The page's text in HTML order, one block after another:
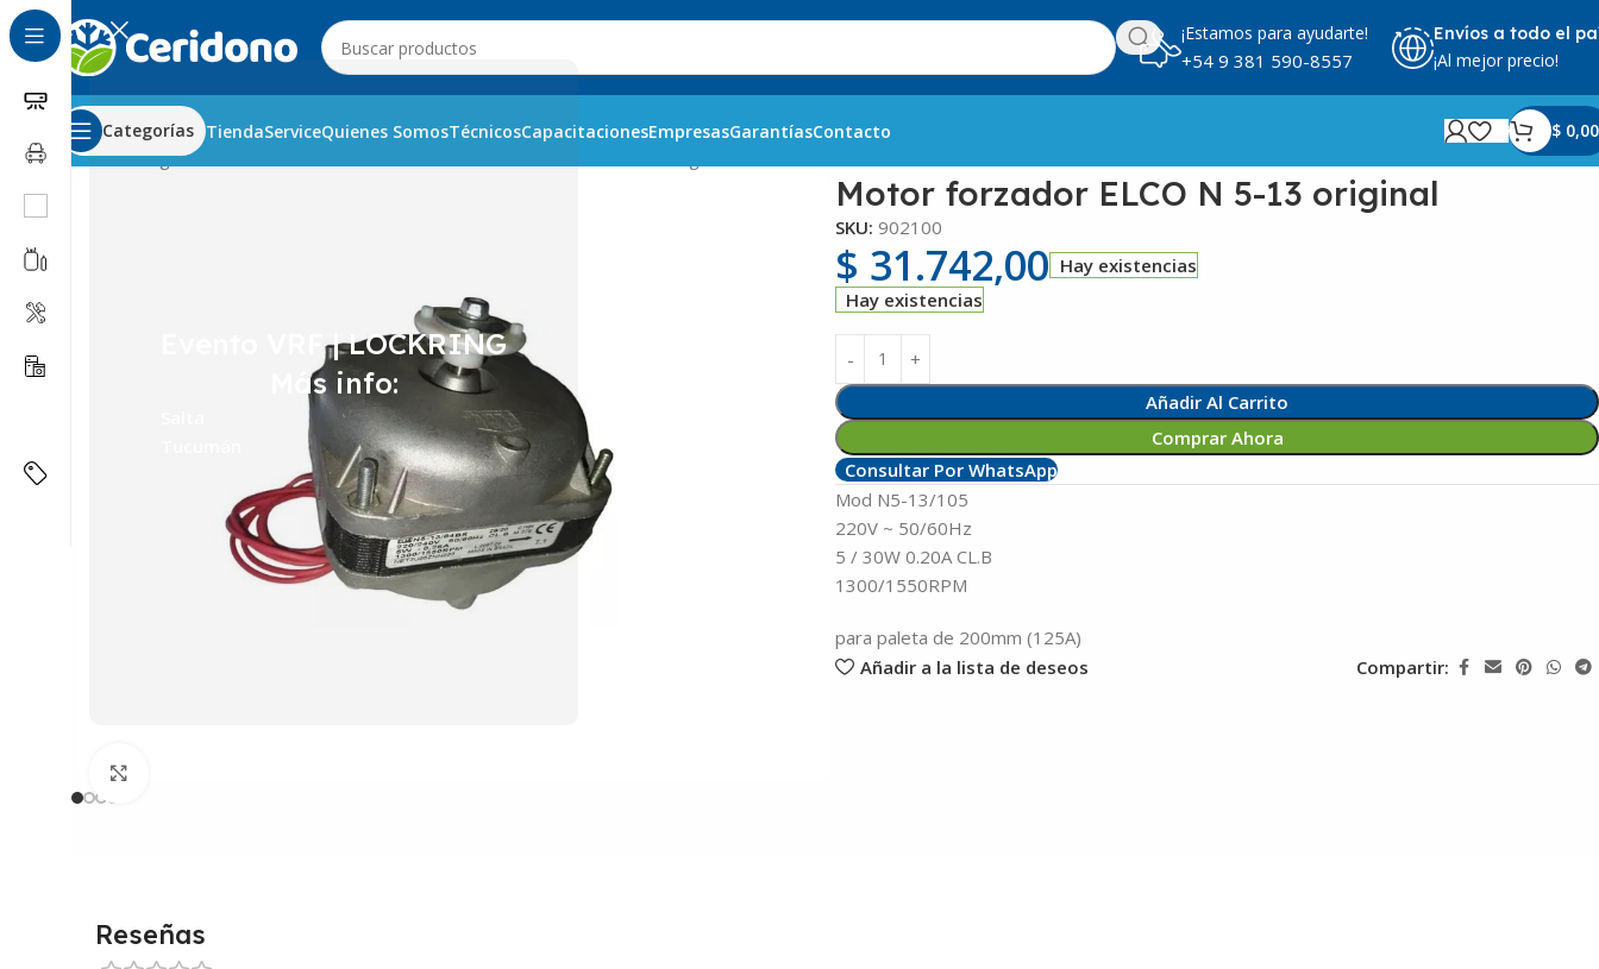
Evento VRF | LOCKRING
Más info:
¡Estamos para ayudarte!
+54 9 381 590-8557
Envíos a todo el
¡Al mejor precio!
Categorías TiendaServiceQuienes SomosTécnicosCapacitacionesEmpresasGarantíasContacto $ 0,00
Inicio Refrigeración Comercial
Motor forzador ELCO N 5-13 original
SKU: 902100
$ 31.742,00 Hay existencias
Hay existencias
Añadir Al Carrito
Comprar Ahora
Consultar Por WhatsApp
Mod N5-13/105
220V ~ 50/60Hz
5 / 30W 0.20A CL.B
1300/1550RPM
para paleta de 200mm (125A)
Añadir a la lista de deseos
Compartir:
Reseñas